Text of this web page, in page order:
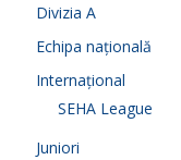
Divizia A
Echipa națională
Internațional
SEHA League
Juniori